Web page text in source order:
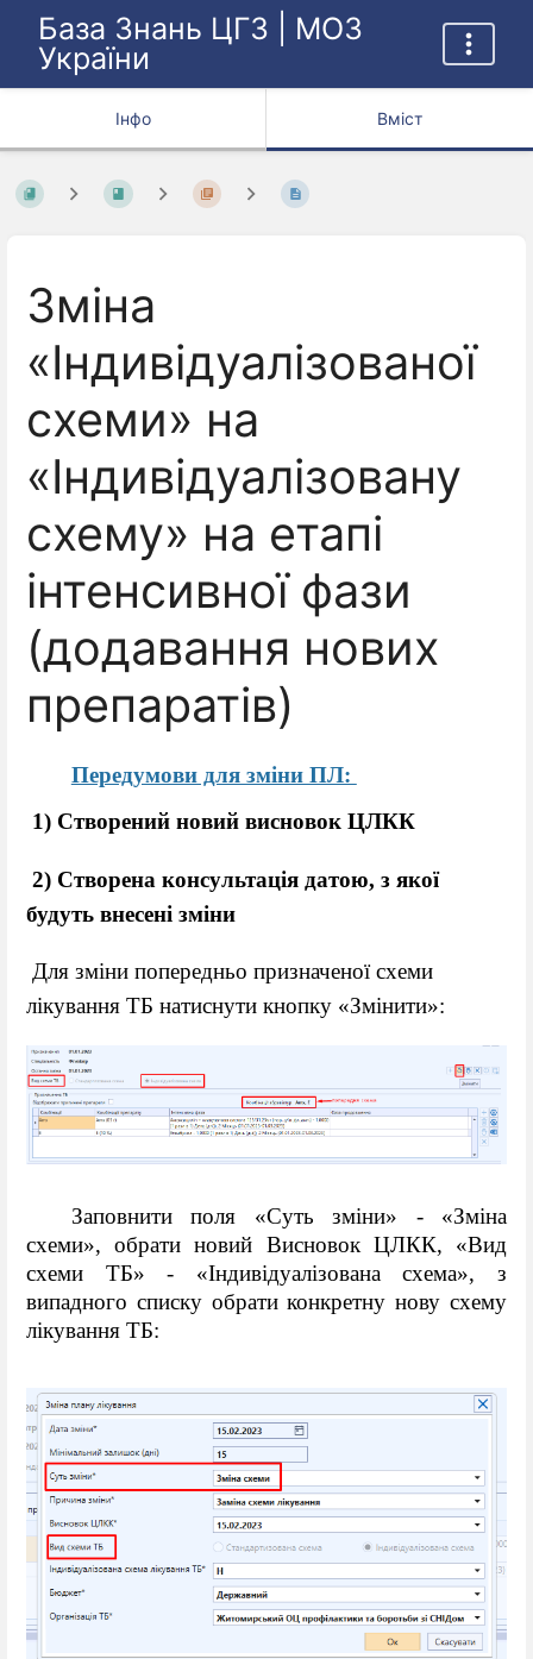
База Знань ЦГЗ | МОЗ
України
Інфо Вміст
Зміна
«Індивідуалізованої
схеми» на
«Індивідуалізовану
схему» на етапі
інтенсивної фази
(додавання нових
препаратів)
Передумови для зміни ПЛ:
1) Створений новий висновок ЦЛКК
будуть внесені зміни
лікування ТБ натиснути кнопку «Змінити»:
Заповнити поля «Суть зміни» - «Зміна
схеми», обрати новий Висновок ЦЛКК, «Вид
схеми ТБ» - «Індивідуалізована схема», з
випадного списку обрати конкретну нову схему
лікування ТБ: